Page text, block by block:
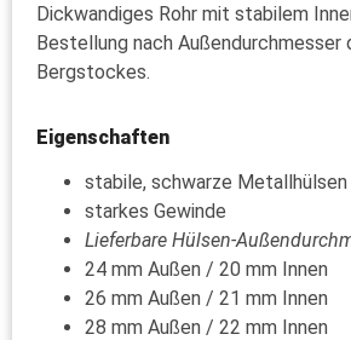
Dickwandiges Rohr mit stabilem
Bestellung nach Außendurchmesser
Bergstockes.
Eigenschaften
stabile, schwarze Metallhülsen
starkes Gewinde
Lieferbare Hülsen-
24 mm Außen / 20 mm Innen
26 mm Außen / 21 mm Innen
28 mm Außen / 22 mm Innen